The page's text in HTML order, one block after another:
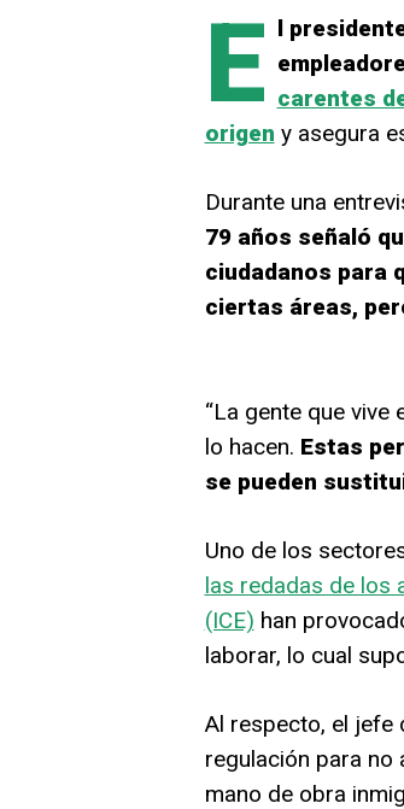
E l
carentes
origen y asegura
Durante una
79 años señaló
ciudadanos para
ciertas áreas,
“La gente que
lo hacen. Estas
se pueden
Uno de los
las redadas de los
(ICE) han
laborar, lo cual
Al respecto, el jefe
regulación para no
mano de obra